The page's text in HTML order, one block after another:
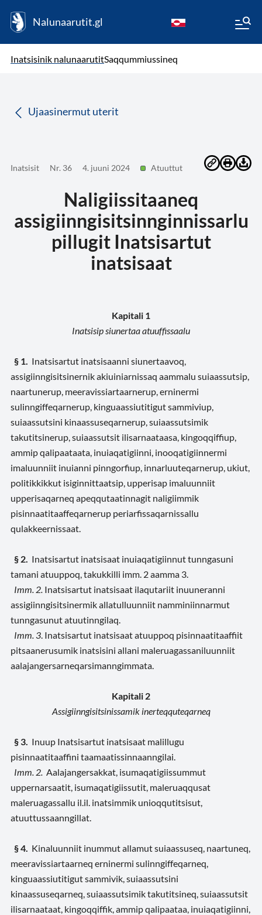
Nalunaarutit.gl
Inatsisinik nalunaarutitSaqqummiussineq
Ujaasinermut uterit
Inatsisit Nr. 36 4. juuni 2024 Atuuttut
Naligiissitaaneq
assigiinngisitsinnginnissarlu
pillugit Inatsisartut
inatsisaat
Kapitali 1
Inatsisip siunertaa atuuffissaalu
§ 1. Inatsisartut inatsisaanni siunertaavoq,
assigiinngisitsinernik akiuiniarnissaq aammalu suiaassutsip,
naartunerup, meeravissiartaarnerup, erninermi
sulinngiffeqarnerup, kinguaassiutitigut sammiviup,
suiaassutsini kinaassuseqarnerup, suiaassutsimik
takutitsinerup, suiaassutsit ilisarnaataasa, kingoqqiffiup,
ammip qalipaataata, inuiaqatigiinni, inooqatigiinnermi
imaluunniit inuianni pinngorfiup, innarluuteqarnerup, ukiut,
politikkikkut isiginnittaatsip, upperisap imaluunniit
upperisaqarneq apeqqutaatinnagit naligiimmik
pisinnaatitaaffeqarnerup periarfissaqarnissallu
qulakkeernissaat.
§ 2. Inatsisartut inatsisaat inuiaqatigiinnut tunngasuni
tamani atuuppoq, takukkilli imm. 2 aamma 3.
Imm. 2. Inatsisartut inatsisaat ilaqutariit inuuneranni
assigiinngisitsinermik allatulluunniit namminiinnarmut
tunngasunut atuutinngilaq.
Imm. 3 . Inatsisartut inatsisaat atuuppoq pisinnaatitaaffiit
pitsaanerusumik inatsisini allani maleruagassaniluunniit
aalajangersarneqarsimanngimmata.
Kapitali 2
Assigiinngisitsinissamik inerteqquteqarneq
§ 3. Inuup Inatsisartut inatsisaat malillugu
pisinnaatitaaffini taamaatissinnaanngilai.
Imm. 2. Aalajangersakkat, isumaqatigiissummut
uppernarsaatit, isumaqatigiissutit, maleruaqqusat
maleruagassallu il.il. inatsimmik unioqqutitsisut,
atuuttussaanngillat.
§ 4. Kinaluunniit inummut allamut suiaassuseq, naartuneq,
meeravissiartaarneq erninermi sulinngiffeqarneq,
kinguaassiutitigut sammivik, suiaassutsini
kinaassuseqarneq, suiaassutsimik takutitsineq, suiaassutsit
ilisarnaataat, kingoqqiffik, ammip qalipaataa, inuiaqatigiinni,